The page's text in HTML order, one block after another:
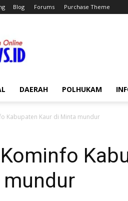
Blog Forums Purchase Theme
DAERAH POLHUKAM
Kabupaten Kaur di Minta mundur